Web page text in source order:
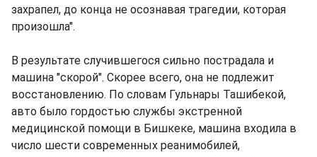
захрапел, до конца не осознавая трагедии, которая
произошла".
В результате случившегося сильно пострадала и
машина "скорой". Скорее всего, она не подлежит
восстановлению. По словам Гульнары Ташибекой,
авто было гордостью службы экстренной
медицинской помощи в Бишкеке, машина входила в
число шести современных реанимобилей,